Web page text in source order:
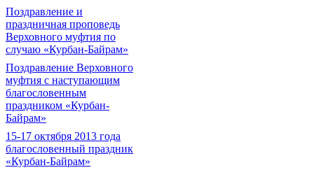
Поздравление и
праздничная проповедь
Верховного муфтия по
случаю «Курбан-Байрам»
Поздравление Верховного
муфтия с наступающим
благословенным
праздником «Курбан-
Байрам»
15-17 октября 2013 года
благословенный праздник
«Курбан-Байрам»